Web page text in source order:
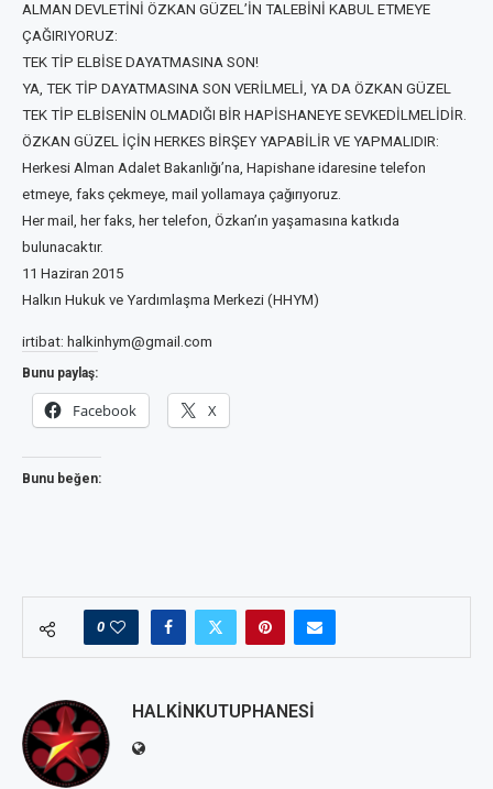
ALMAN DEVLETİNİ ÖZKAN GÜZEL’İN TALEBİNİ KABUL ETMEYE
ÇAĞIRIYORUZ:
TEK TİP ELBİSE DAYATMASINA SON!
YA, TEK TİP DAYATMASINA SON VERİLMELİ, YA DA ÖZKAN GÜZEL
TEK TİP ELBİSENİN OLMADIĞI BİR HAPİSHANEYE SEVKEDİLMELİDİR.
ÖZKAN GÜZEL İÇİN HERKES BİRŞEY YAPABİLİR VE YAPMALIDIR:
Herkesi Alman Adalet Bakanlığı’na, Hapishane idaresine telefon
etmeye, faks çekmeye, mail yollamaya çağırıyoruz.
Her mail, her faks, her telefon, Özkan’ın yaşamasına katkıda
bulunacaktır.
11 Haziran 2015
Halkın Hukuk ve Yardımlaşma Merkezi (HHYM)
irtibat: halkinhym@gmail.com
Bunu paylaş:
Facebook X
Bunu beğen:
0
HALKINKUTUPHANESI